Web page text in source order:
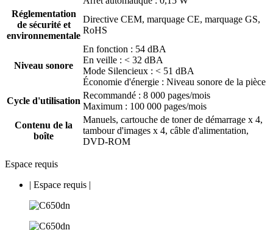
Réglementation
de sécurité et
environnementale
Directive CEM, marquage CE, marquage GS,
RoHS
Niveau sonore
En fonction : 54 dBA
En veille : < 32 dBA
Mode Silencieux : < 51 dBA
Économie d'énergie : Niveau sonore de la pièce
Cycle d'utilisation
Recommandé : 8 000 pages/mois
Maximum : 100 000 pages/mois
Contenu de la
boîte
Manuels, cartouche de toner de démarrage x 4,
tambour d'images x 4, câble d'alimentation,
DVD-ROM
Espace requis
| Espace requis |